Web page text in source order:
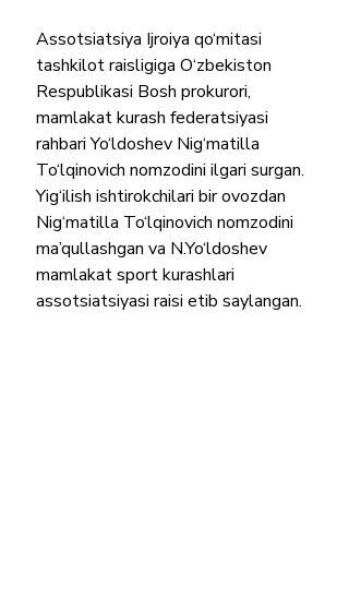
Assotsiatsiya Ijroiya qo‘mitasi
tashkilot raisligiga O‘zbekiston
Respublikasi Bosh prokurori,
mamlakat kurash federatsiyasi
rahbari Yo‘ldoshev Nig‘matilla
To‘lqinovich nomzodini ilgari surgan.
Yig‘ilish ishtirokchilari bir ovozdan
Nig‘matilla To‘lqinovich nomzodini
ma’qullashgan va N.Yo‘ldoshev
mamlakat sport kurashlari
assotsiatsiyasi raisi etib saylangan.